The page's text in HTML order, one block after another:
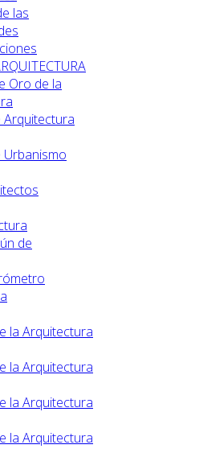
las
Oro de la
Arquitectura
Urbanismo
de
la Arquitectura
la Arquitectura
la Arquitectura
la Arquitectura